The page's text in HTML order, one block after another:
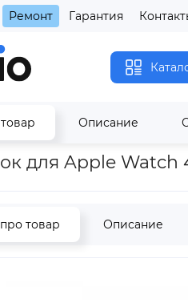
Ремонт Гарантия
Описание
Ремешки Apple
для Apple
товар Описание